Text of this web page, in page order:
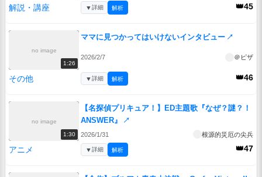
解説・講座 👑45
▼詳細 解析
no image
1:26
ママに見つかってはいけないインタビュー ↗
2026/2/7 ＠ピザ
その他 👑46
▼詳細 解析
no image
1:30
【名探偵プリキュア！】ED主題歌『なぜ？謎？！
ANSWER』
↗
2026/1/31 根源的災厄の尖兵
アニメ 👑47
▼詳細 解析